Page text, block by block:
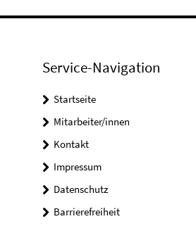
Service-Navigation
Startseite
Mitarbeiter/innen
Kontakt
Impressum
Datenschutz
Barrierefreiheit